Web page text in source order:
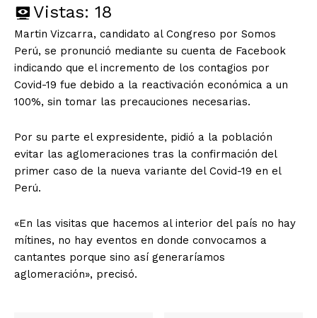
Vistas: 18
Martin Vizcarra, candidato al Congreso por Somos
Perú, se pronunció mediante su cuenta de Facebook
indicando que el incremento de los contagios por
Covid-19 fue debido a la reactivación económica a un
100%, sin tomar las precauciones necesarias.
Por su parte el expresidente, pidió a la población
evitar las aglomeraciones tras la confirmación del
primer caso de la nueva variante del Covid-19 en el
Perú.
«En las visitas que hacemos al interior del país no hay
mítines, no hay eventos en donde convocamos a
cantantes porque sino así generaríamos
aglomeración», precisó.